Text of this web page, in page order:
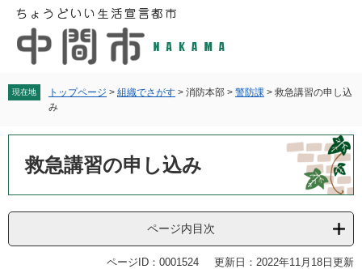
へ
現在地 トップページ > 組織でさがす > 消防本部 > 警防課 > 救急講習の申し込
み
救急講習の申し込み
ページ内目次
ページID：0001524 更新日：2022年11月18日更新